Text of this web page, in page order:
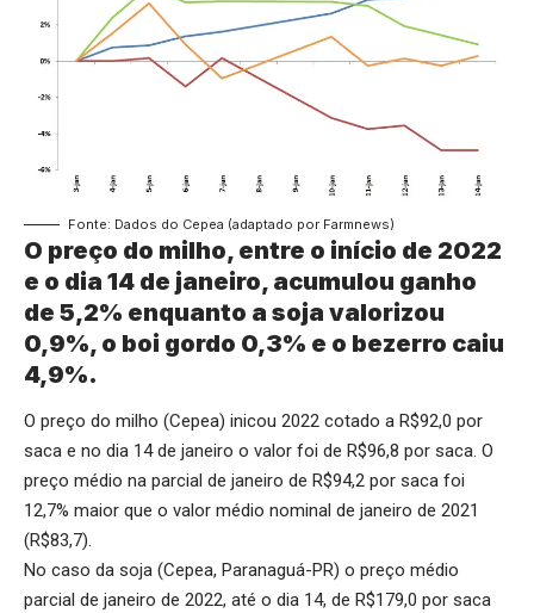
Fonte: Dados do Cepea (adaptado por Farmnews)
O preço do milho, entre o início de 2022
e o dia 14 de janeiro, acumulou ganho
de 5,2% enquanto a soja valorizou
0,9%, o boi gordo 0,3% e o bezerro caiu
4,9%.
O preço do milho (Cepea) inicou 2022 cotado a R$92,0 por
saca e no dia 14 de janeiro o valor foi de R$96,8 por saca. O
preço médio na parcial de janeiro de R$94,2 por saca foi
12,7% maior que o valor médio nominal de janeiro de 2021
(R$83,7).
No caso da soja (Cepea, Paranaguá-PR) o preço médio
parcial de janeiro de 2022, até o dia 14, de R$179,0 por saca